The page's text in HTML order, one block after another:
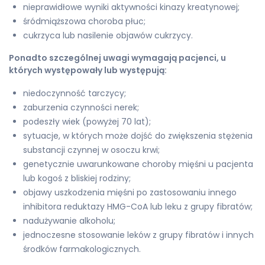
nieprawidłowe wyniki aktywności kinazy kreatynowej;
śródmiąższowa choroba płuc;
cukrzyca lub nasilenie objawów cukrzycy.
Ponadto szczególnej uwagi wymagają pacjenci, u
których występowały lub występują:
niedoczynność tarczycy;
zaburzenia czynności nerek;
podeszły wiek (powyżej 70 lat);
sytuacje, w których może dojść do zwiększenia stężenia
substancji czynnej w osoczu krwi;
genetycznie uwarunkowane choroby mięśni u pacjenta
lub kogoś z bliskiej rodziny;
objawy uszkodzenia mięśni po zastosowaniu innego
inhibitora reduktazy HMG-CoA lub leku z grupy fibratów;
nadużywanie alkoholu;
jednoczesne stosowanie leków z grupy fibratów i innych
środków farmakologicznych.